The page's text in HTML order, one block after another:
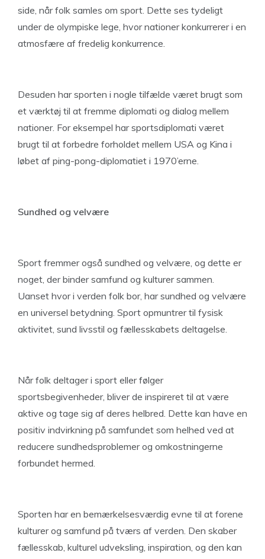
side, når folk samles om sport. Dette ses tydeligt
under de olympiske lege, hvor nationer konkurrerer i en
atmosfære af fredelig konkurrence.
Desuden har sporten i nogle tilfælde været brugt som
et værktøj til at fremme diplomati og dialog mellem
nationer. For eksempel har sportsdiplomati været
brugt til at forbedre forholdet mellem USA og Kina i
løbet af ping-pong-diplomatiet i 1970’erne.
Sundhed og velvære
Sport fremmer også sundhed og velvære, og dette er
noget, der binder samfund og kulturer sammen.
Uanset hvor i verden folk bor, har sundhed og velvære
en universel betydning. Sport opmuntrer til fysisk
aktivitet, sund livsstil og fællesskabets deltagelse.
Når folk deltager i sport eller følger
sportsbegivenheder, bliver de inspireret til at være
aktive og tage sig af deres helbred. Dette kan have en
positiv indvirkning på samfundet som helhed ved at
reducere sundhedsproblemer og omkostningerne
forbundet hermed.
Sporten har en bemærkelsesværdig evne til at forene
kulturer og samfund på tværs af verden. Den skaber
fællesskab, kulturel udveksling, inspiration, og den kan